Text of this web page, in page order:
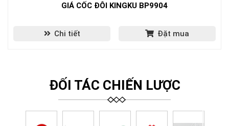
GIÁ CỐC ĐÔI KINGKU BP9904
Chi tiết Đặt mua
ĐỐI TÁC CHIẾN LƯỢC